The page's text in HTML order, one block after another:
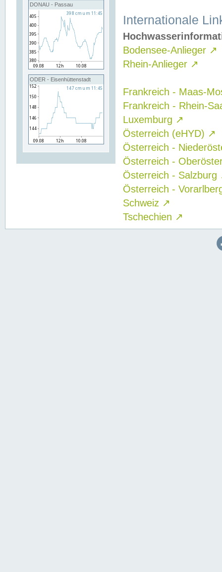
DONAU - Passau
ODER - Eisenhüttenstadt
Internationale
Bodensee-Anlieger ↗
Rhein-Anlieger ↗
Frankreich - Maas-
Frankreich - Rhein-
Luxemburg ↗
Österreich (eHYD) ↗
Österreich -
Österreich -
Österreich - Salzburg
Österreich -
Schweiz ↗
Tschechien ↗